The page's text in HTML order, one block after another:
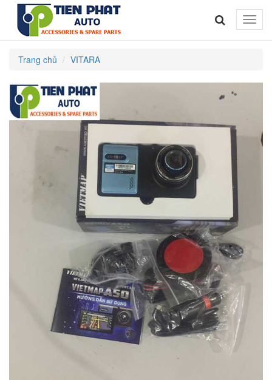
Toggle
Trang chủ VITARA